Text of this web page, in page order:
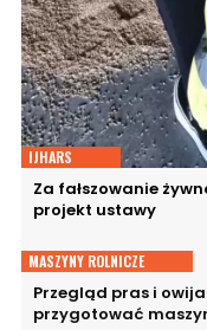
IJHARS
Za fałszowanie
projekt ustawy
MASZYNY ROLNICZE
Przegląd pras i
przygotować